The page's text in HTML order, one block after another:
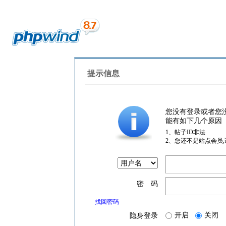
提示信息
您没有登录或者您
能有如下几个原因
1、帖子ID非法
2、您还不是站点会员
密 码
找回密码
隐身登录 开启 关闭